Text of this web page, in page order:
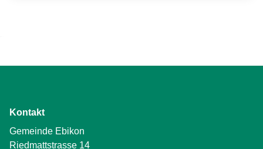
Kontakt
Gemeinde Ebikon
Riedmattstrasse 14